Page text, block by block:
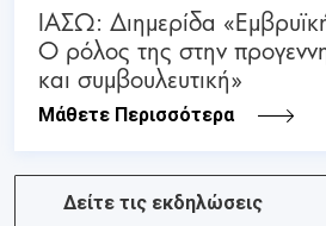
ΙΑΣΩ: Διημερίδα
Ο ρόλος της στην
και συμβουλευτική»
Μάθετε Περισσότερα
Δείτε τις εκδηλώσεις